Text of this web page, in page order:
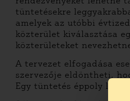
tüntetésekre
amelyek az utóbbi
közterület kiválasztása
közterületeket
A tervezet elfogadása
szervezője eldöntheti,
Egy tüntetés éppoly